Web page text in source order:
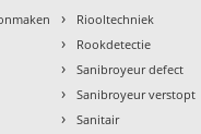
› Riooltechniek
› Rookdetectie
› Sanibroyeur defect
› Sanibroyeur verstopt
› Sanitair